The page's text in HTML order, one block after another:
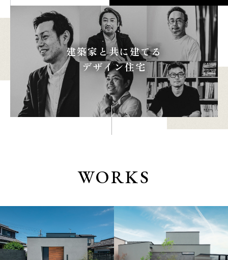
プライバシーポリシー
本社
053-488-5127
10:00〜19:00 水曜定休
浜松店
053-430-5123
10:00〜19:00 水曜定休
建築家と共に建てる
デザイン住宅
WORKS